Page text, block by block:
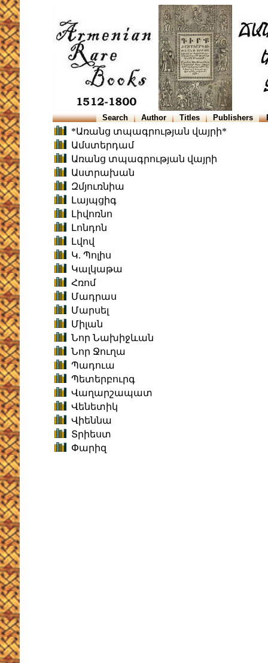
Search Author Titles Publishers
*Առանց տպագրության վայրի*
Ամստերդամ
Առանց տպագրության վայրի
Աստրախան
Զմյուռնիա
Լայպցիգ
Լիվոռնո
Լոնդոն
Լվով
Կ. Պոլիս
Կալկաթա
Հռոմ
Մադրաս
Մարսել
Միլան
Նոր Նախիջևան
Նոր Ջուղա
Պադուա
Պետերբուրգ
Վաղարշապատ
Վենետիկ
Վիեննա
Տրիեստ
Փարիզ